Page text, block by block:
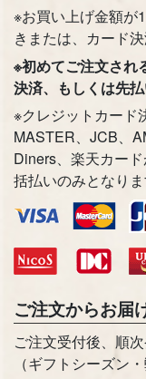
※お買い上げ金額が
きまたは、カード
※初めてご注文され
決済、もしくは先
※クレジットカード
MASTER、JCB、
Diners、楽天カー
括払いのみとなりま
ご注文からお届
ご注文受付後、順次
（ギフトシーズン